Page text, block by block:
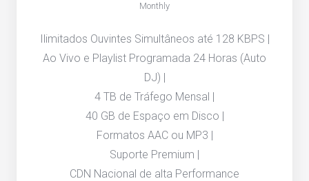
Monthly
Ilimitados Ouvintes Simultâneos até 128 KBPS |
Ao Vivo e Playlist Programada 24 Horas (Auto
DJ) |
4 TB de Tráfego Mensal |
40 GB de Espaço em Disco |
Formatos AAC ou MP3 |
Suporte Premium |
CDN Nacional de alta Performance